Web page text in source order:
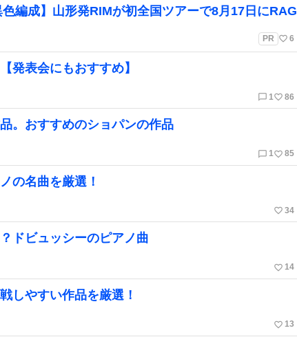
編成】山形発RIMが初全国ツアーで8月17日にRAG
PR favorite_border 6
発表会にもおすすめ】
chat_bubble_outline 1 favorite_border 86
。おすすめのショパンの作品
chat_bubble_outline 1 favorite_border 85
の名曲を厳選！
favorite_border 34
ドビュッシーのピアノ曲
favorite_border 14
しやすい作品を厳選！
favorite_border 13